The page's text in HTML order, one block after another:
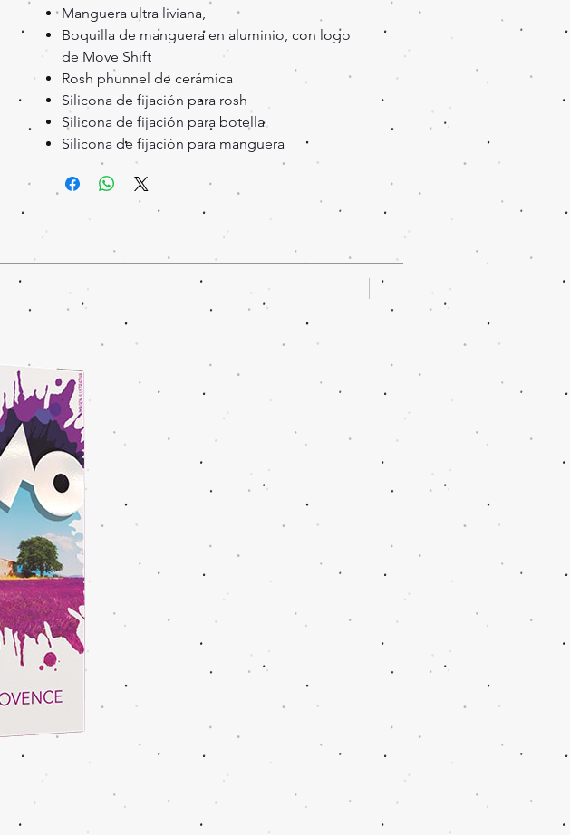
Manguera ultra liviana,
Boquilla de manguera en aluminio, con logo
de Move Shift
Rosh phunnel de cerámica
Silicona de fijación para rosh
Silicona de fijación para botella
Silicona de fijación para manguera